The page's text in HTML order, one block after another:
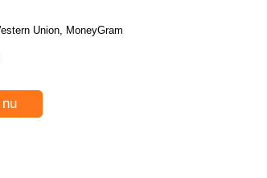
Union, MoneyGram